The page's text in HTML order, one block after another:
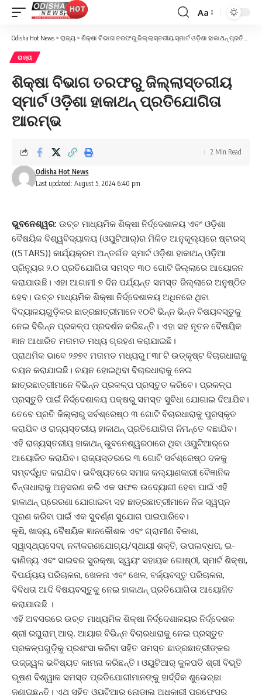
Font
Resizer
Aa
Odisha Hot News > ରାଜ୍ୟ > ଶିକ୍ଷା ବିଭାଗ ତରଫରୁ ଜିଲ୍ଲାସ୍ତରୀୟ ସ୍ମାର୍ଟ ଓଡ଼ିଶା ହାକାଥନ୍‌ ପ୍ରତିଯୋଗିତା ଆରମ୍ଭ
ରାଜ୍ୟ
ଶିକ୍ଷା ବିଭାଗ ତରଫରୁ ଜିଲ୍ଲାସ୍ତରୀୟ
ସ୍ମାର୍ଟ ଓଡ଼ିଶା ହାକାଥନ୍‌ ପ୍ରତିଯୋଗିତା
ଆରମ୍ଭ
Last updated: August 5, 2024 6:40 pm
Odisha Hot News
2 Min Read
ଭୁବନେଶ୍ୱର: ଉଚ୍ଚ ମାଧ୍ୟମିକ ଶିକ୍ଷା ନିର୍ଦ୍ଦେଶାଳୟ ଏବଂ ଓଡ଼ିଶା
ବୈଷୟିକ ବିଶ୍ୱବିଦ୍ୟାଳୟ (ଓୟୁଟିଆର୍‌)ର ମିଳିତ ଆନୁକୂଲ୍ୟରେ ଷ୍ଟାରସ୍‌
((STARS)) କାର୍ଯ୍ୟକ୍ରମ ଅନ୍ତର୍ଗତ ସ୍ମାର୍ଟ ଓଡ଼ିଶା ହାକାଥନ୍‌ ଓଡ଼ିଆ
ପ୍ରିନୁ୍ୟର ୨.୦ ପ୍ରତିଯୋଗିତା ସମସ୍ତ ୩୦ ଗୋଟି ଜିଲ୍ଲାରେ ଆୟୋଜନ
କରାଯାଉଛି। ଏହା ଆଗାମୀ ୭ ଦିନ ପର୍ଯ୍ୟନ୍ତ ସମସ୍ତ ଜିଲ୍ଲାରେ ଅନୁଷ୍ଠିତ
ହେବ। ଉଚ୍ଚ ମାଧ୍ୟମିକ ଶିକ୍ଷା ନିର୍ଦ୍ଦେଶାଳୟ ଅଧିନରେ ଥିବା
ବିଦ୍ୟାଳୟଗୁଡ଼ିକର ଛାତ୍ରଛାତ୍ରୀମାନେ ୧୦ଟି ଭିନ୍ନ ଭିନ୍ନ ବିଷୟବସ୍ତୁକୁ
ନେଇ ବିଭିନ୍ନ ପ୍ରକଳ୍ପ ପ୍ରଦର୍ଶନ କରିଛନ୍ତି। ଏହା ସହ ନୂତନ ବୈଷୟିକ
ଜ୍ଞାନ ଆଧାରିତ ମତାମତ ମଧ୍ୟ ଗ୍ରହଣ କରାଯାଇଛି।
ପ୍ରାଥମିକ ଭାବେ ୨୬୭୧ ମତାମତ ମଧ୍ୟରୁ ୮୩୮ଟି ଉତ୍କୃଷ୍ଟ ବିଚାରଧାରାକୁ
ଚୟନ କରାଯାଇଛି। ଚୟନ ହୋଇଥିବା ବିଚାରଧାରାକୁ ନେଇ
ଛାତ୍ରଛାତ୍ରୀମାନେ ବିଭିନ୍ନ ପ୍ରକଳ୍ପ ପ୍ରସ୍ତୁତ କରିବେ। ପ୍ରକଳ୍ପ
ପ୍ରସ୍ତୁତି ପାଇଁ ନିର୍ଦ୍ଦେଶାଳୟ ପକ୍ଷରୁ ସମସ୍ତ ସୁବିଧା ଯୋଗାଇ ଦିଆଯିବ।
ତେବେ ପ୍ରତି ଜିଲ୍ଲାରୁ ସର୍ବଶ୍ରେଷ୍ଠ ୩ ଗୋଟି ବିଚାରଧାରାକୁ ପୁରସ୍କୃତ
କରାଯିବ ଓ ରାଜ୍ୟସ୍ତରୀୟ ହାକାଥନ୍‌ ପ୍ରତିଯୋଗିତା ନିମନ୍ତେ ବଛାଯିବ।
ଏହି ରାଜ୍ୟସ୍ତରୀୟ ହାକାଥନ୍‌ ଭୁବନେଶ୍ୱରଠାରେ ଥିବା ଓୟୁଟିଆର୍‌ରେ
ଆୟୋଜିତ କରାଯିବ। ରାଜ୍ୟସ୍ତରରେ ୩ ଗୋଟି ସର୍ବଶ୍ରେଷ୍ଠ ଦଳକୁ
ସମ୍ବର୍ଦ୍ଧିତ କରାଯିବ। ଭବିଷ୍ୟତରେ ସମାଜ କଲ୍ୟାଣକାରୀ ବୈଜ୍ଞାନିକ
ଚିନ୍ତାଧାରାକୁ ଅନୁସରଣ କରି ଏକ ସଫଳ ଉଦ୍ୟୋଗୀ ହେବା ପାଇଁ ଏହି
ହାକାଥନ୍‌ ପ୍ରେରଣା ଯୋଗାଇବା ସହ ଛାତ୍ରଛାତ୍ରୀମାନେ ନିଜ ସ୍ୱପ୍ନ
ପୂରଣ କରିବା ପାଇଁ ଏକ ସୁବର୍ଣ୍ଣ ସୁଯୋଗ ପାଇପାରିବେ।
କୃଷି, ଖାଦ୍ୟ, ବୈଷୟିକ ଜ୍ଞାନକୌଶଳ ଏବଂ ଗ୍ରାମୀଣ ବିକାଶ,
ସ୍ୱାସ୍ଥ୍ୟସେବା, ନବୀକରଣଯୋଗ୍ୟ/ସ୍ଥାୟୀ ଶକ୍ତି, ଉପଲବ୍ଧତା, ଇ-
ବାଣିଜ୍ୟ ଏବଂ ସାଇବର ସୁରକ୍ଷା, ସ୍ୱୟଂ ସହାୟକ ଗୋଷ୍ଠୀ, ସ୍ମାର୍ଟ ଶିକ୍ଷା,
ବିପର୍ଯ୍ୟୟ ପରିଚାଳନା, ଖେଳନା ଏବଂ ଖେଳ, ବର୍ଜ୍ୟବସ୍ତୁ ପରିଚାଳନା,
ବିବିଧତା ଆଦି ବିଷୟବସ୍ତୁକୁ ନେଇ ହାକାଥନ୍‌ ପ୍ରତିଯୋଗିତା ଆୟୋଜିତ
କରାଯାଉଛି ।
ଏହି ଅବସରରେ ଉଚ୍ଚ ମାଧ୍ୟମିକ ଶିକ୍ଷା ନିର୍ଦ୍ଦେଶାଳୟର ନିର୍ଦ୍ଦେଶକ
ଶ୍ରୀ ରଘୁରାମ୍‌ ଆର୍‌. ଆୟାର ବିଭିନ୍ନ ବିଚାରଧାରାକୁ ନେଇ ପ୍ରସ୍ତୁତ
ପ୍ରକଳ୍ପଗୁଡ଼ିକୁ ପ୍ରଶଂସା କରିବା ସହିତ ସମସ୍ତ ଛାତ୍ରଛାତ୍ରୀଙ୍କର
ଉଜ୍ଜ୍ୱଳ ଭବିଷ୍ୟତ କାମନା କରିଛନ୍ତି। ଓୟୁଟିଆର୍‌ କୁଳପତି ଶ୍ରୀ ବିଭୂତି
ଭୂଷଣ ବିଶ୍ୱାଳ ସମସ୍ତ ପ୍ରତିଯୋଗୀମାନଙ୍କୁ ହାର୍ଦ୍ଦିକ ଶୁଭେଚ୍ଛା
ଜଣାଇଛନ୍ତି। ଏଥି ସହିତ ଓୟୁଟିଆର୍‌ ନୋଡାଲ ଅଧିକାରୀ ପ୍ରଫେସର